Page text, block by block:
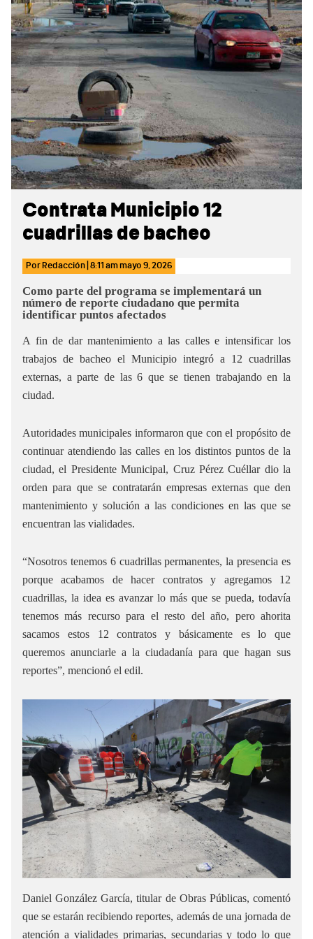
Contrata Municipio 12
cuadrillas de bacheo
Por Redacción 8:11 ammayo 9, 2026
Como parte del programa se implementará un
número de reporte ciudadano que permita
identificar puntos afectados
A fin de dar mantenimiento a las calles e intensificar los
trabajos de bacheo el Municipio integró a 12 cuadrillas
externas, a parte de las 6 que se tienen trabajando en la
ciudad.
Autoridades municipales informaron que con el propósito de
continuar atendiendo las calles en los distintos puntos de la
ciudad, el Presidente Municipal, Cruz Pérez Cuéllar dio la
orden para que se contratarán empresas externas que den
mantenimiento y solución a las condiciones en las que se
encuentran las vialidades.
“Nosotros tenemos 6 cuadrillas permanentes, la presencia es
porque acabamos de hacer contratos y agregamos 12
cuadrillas, la idea es avanzar lo más que se pueda, todavía
tenemos más recurso para el resto del año, pero ahorita
sacamos estos 12 contratos y básicamente es lo que
queremos anunciarle a la ciudadanía para que hagan sus
reportes”, mencionó el edil.
Daniel González García, titular de Obras Públicas, comentó
que se estarán recibiendo reportes, además de una jornada de
atención a vialidades primarias, secundarias y todo lo que
Sidebar